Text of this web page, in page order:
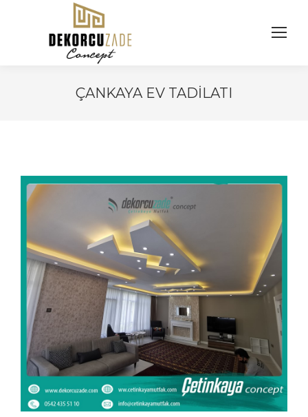
ÇANKAYA EV TADILATI